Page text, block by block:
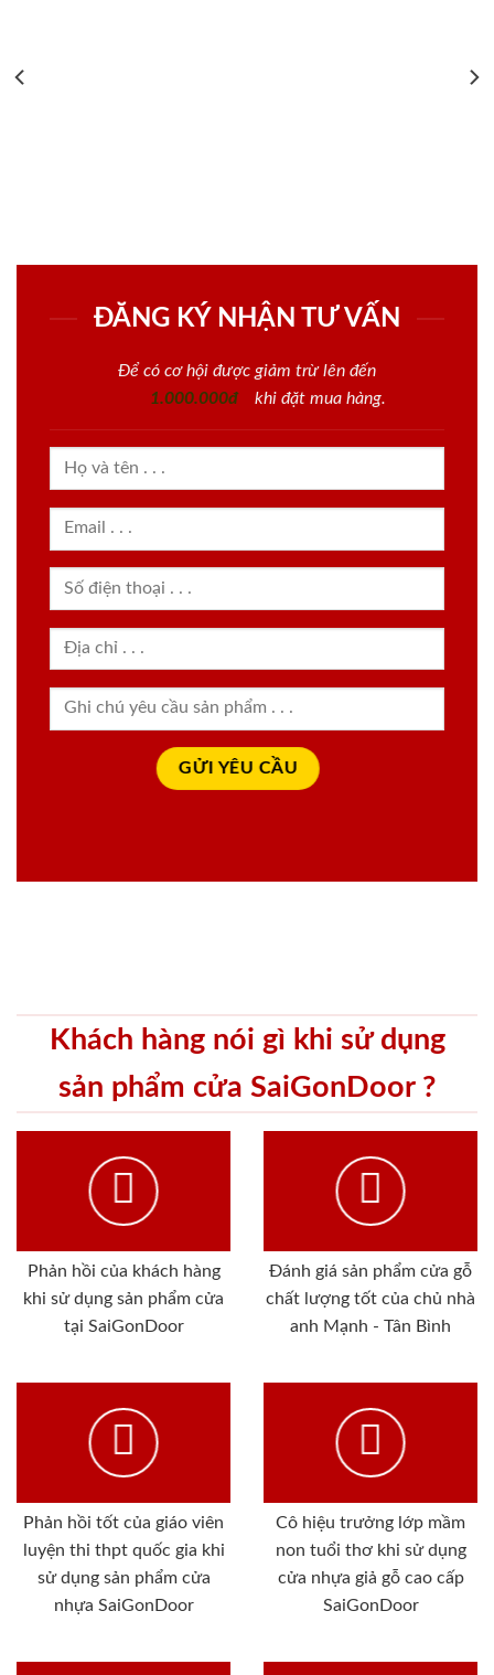
ĐĂNG KÝ NHẬN TƯ VẤN
Để có cơ hội được giảm trừ lên đến
1.000.000đ
khi đặt mua hàng.
Khách hàng nói gì khi sử dụng
sản phẩm cửa SaiGonDoor ?
Phản hồi của khách hàng
khi sử dụng sản phẩm cửa
tại SaiGonDoor
Đánh giá sản phẩm cửa gỗ
chất lượng tốt của chủ nhà
anh Mạnh - Tân Bình
Phản hồi tốt của giáo viên
luyện thi thpt quốc gia khi
sử dụng sản phẩm cửa
nhựa SaiGonDoor
Cô hiệu trưởng lớp mầm
non tuổi thơ khi sử dụng
cửa nhựa giả gỗ cao cấp
SaiGonDoor